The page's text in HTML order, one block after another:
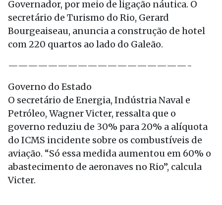
Governador, por meio de ligação náutica. O
secretário de Turismo do Rio, Gerard
Bourgeaiseau, anuncia a construção de hotel
com 220 quartos ao lado do Galeão.
——————————————————-
Governo do Estado
O secretário de Energia, Indústria Naval e
Petróleo, Wagner Victer, ressalta que o
governo reduziu de 30% para 20% a alíquota
do ICMS incidente sobre os combustíveis de
aviação. “Só essa medida aumentou em 60% o
abastecimento de aeronaves no Rio”, calcula
Victer.